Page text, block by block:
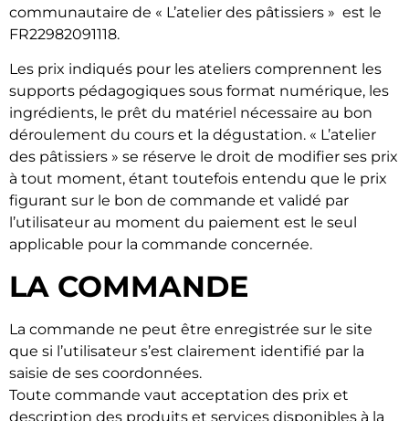
communautaire de « L’atelier des pâtissiers » est le
FR22982091118.
Les prix indiqués pour les ateliers comprennent les
supports pédagogiques sous format numérique, les
ingrédients, le prêt du matériel nécessaire au bon
déroulement du cours et la dégustation. « L’atelier
des pâtissiers » se réserve le droit de modifier ses prix
à tout moment, étant toutefois entendu que le prix
figurant sur le bon de commande et validé par
l’utilisateur au moment du paiement est le seul
applicable pour la commande concernée.
LA COMMANDE
La commande ne peut être enregistrée sur le site
que si l’utilisateur s’est clairement identifié par la
saisie de ses coordonnées.
Toute commande vaut acceptation des prix et
description des produits et services disponibles à la